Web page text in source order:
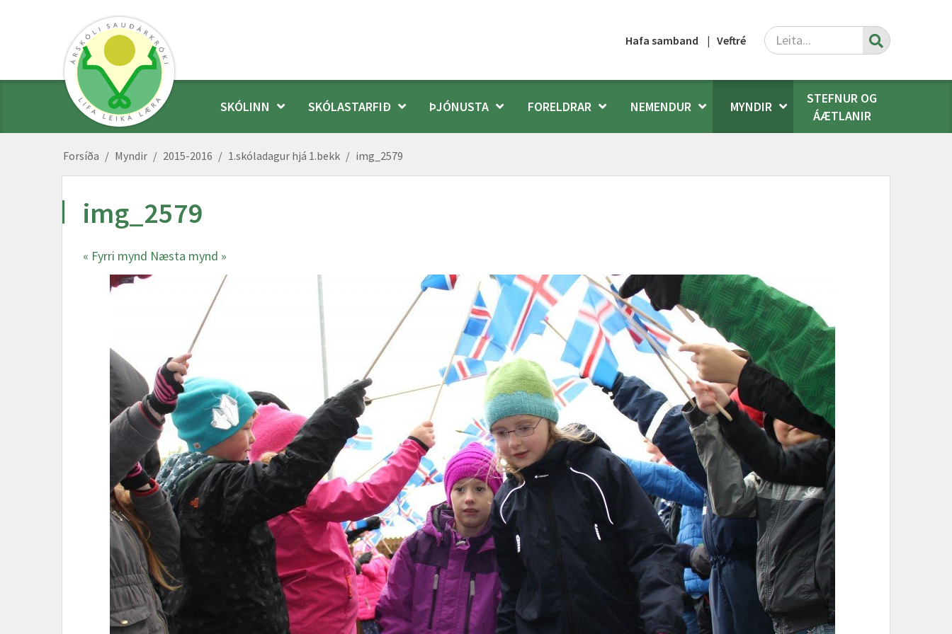
SKÓLINN SKÓLASTARFIÐ ÞJÓNUSTA FORELDRAR NEMENDUR MYNDIR
STEFNUR OG
ÁÆTLANIR
Hafa samband Veftré Leita
Forsíða / Myndir / 2015-2016 / 1.skóladagur hjá 1.bekk / img_2579
img_2579
« Fyrri mynd Næsta mynd »